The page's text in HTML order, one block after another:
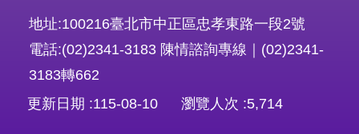
地址:100216臺北市中正區忠孝東路一段2號
電話:(02)2341-3183 陳情諮詢專線｜(02)2341-
3183轉662
更新日期
115-08-10 瀏覽人次 5,714